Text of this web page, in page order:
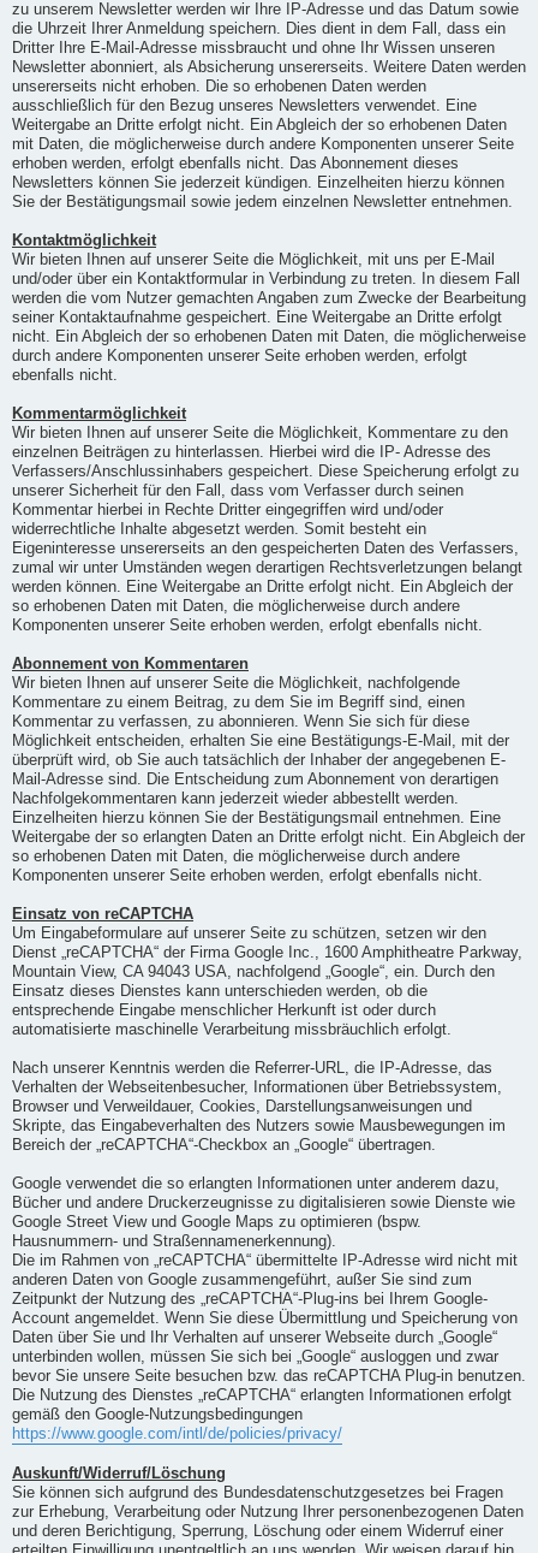
zu unserem Newsletter werden wir Ihre IP-Adresse und das Datum sowie
die Uhrzeit Ihrer Anmeldung speichern. Dies dient in dem Fall, dass ein
Dritter Ihre E-Mail-Adresse missbraucht und ohne Ihr Wissen unseren
Newsletter abonniert, als Absicherung unsererseits. Weitere Daten werden
unsererseits nicht erhoben. Die so erhobenen Daten werden
ausschließlich für den Bezug unseres Newsletters verwendet. Eine
Weitergabe an Dritte erfolgt nicht. Ein Abgleich der so erhobenen Daten
mit Daten, die möglicherweise durch andere Komponenten unserer Seite
erhoben werden, erfolgt ebenfalls nicht. Das Abonnement dieses
Newsletters können Sie jederzeit kündigen. Einzelheiten hierzu können
Sie der Bestätigungsmail sowie jedem einzelnen Newsletter entnehmen.
Kontaktmöglichkeit
Wir bieten Ihnen auf unserer Seite die Möglichkeit, mit uns per E-Mail
und/oder über ein Kontaktformular in Verbindung zu treten. In diesem Fall
werden die vom Nutzer gemachten Angaben zum Zwecke der Bearbeitung
seiner Kontaktaufnahme gespeichert. Eine Weitergabe an Dritte erfolgt
nicht. Ein Abgleich der so erhobenen Daten mit Daten, die möglicherweise
durch andere Komponenten unserer Seite erhoben werden, erfolgt
ebenfalls nicht.
Kommentarmöglichkeit
Wir bieten Ihnen auf unserer Seite die Möglichkeit, Kommentare zu den
einzelnen Beiträgen zu hinterlassen. Hierbei wird die IP- Adresse des
Verfassers/Anschlussinhabers gespeichert. Diese Speicherung erfolgt zu
unserer Sicherheit für den Fall, dass vom Verfasser durch seinen
Kommentar hierbei in Rechte Dritter eingegriffen wird und/oder
widerrechtliche Inhalte abgesetzt werden. Somit besteht ein
Eigeninteresse unsererseits an den gespeicherten Daten des Verfassers,
zumal wir unter Umständen wegen derartigen Rechtsverletzungen belangt
werden können. Eine Weitergabe an Dritte erfolgt nicht. Ein Abgleich der
so erhobenen Daten mit Daten, die möglicherweise durch andere
Komponenten unserer Seite erhoben werden, erfolgt ebenfalls nicht.
Abonnement von Kommentaren
Wir bieten Ihnen auf unserer Seite die Möglichkeit, nachfolgende
Kommentare zu einem Beitrag, zu dem Sie im Begriff sind, einen
Kommentar zu verfassen, zu abonnieren. Wenn Sie sich für diese
Möglichkeit entscheiden, erhalten Sie eine Bestätigungs-E-Mail, mit der
überprüft wird, ob Sie auch tatsächlich der Inhaber der angegebenen E-
Mail-Adresse sind. Die Entscheidung zum Abonnement von derartigen
Nachfolgekommentaren kann jederzeit wieder abbestellt werden.
Einzelheiten hierzu können Sie der Bestätigungsmail entnehmen. Eine
Weitergabe der so erlangten Daten an Dritte erfolgt nicht. Ein Abgleich der
so erhobenen Daten mit Daten, die möglicherweise durch andere
Komponenten unserer Seite erhoben werden, erfolgt ebenfalls nicht.
Einsatz von reCAPTCHA
Um Eingabeformulare auf unserer Seite zu schützen, setzen wir den
Dienst „reCAPTCHA“ der Firma Google Inc., 1600 Amphitheatre Parkway,
Mountain View, CA 94043 USA, nachfolgend „Google“, ein. Durch den
Einsatz dieses Dienstes kann unterschieden werden, ob die
entsprechende Eingabe menschlicher Herkunft ist oder durch
automatisierte maschinelle Verarbeitung missbräuchlich erfolgt.
Nach unserer Kenntnis werden die Referrer-URL, die IP-Adresse, das
Verhalten der Webseitenbesucher, Informationen über Betriebssystem,
Browser und Verweildauer, Cookies, Darstellungsanweisungen und
Skripte, das Eingabeverhalten des Nutzers sowie Mausbewegungen im
Bereich der „reCAPTCHA“-Checkbox an „Google“ übertragen.
Google verwendet die so erlangten Informationen unter anderem dazu,
Bücher und andere Druckerzeugnisse zu digitalisieren sowie Dienste wie
Google Street View und Google Maps zu optimieren (bspw.
Hausnummern- und Straßennamenerkennung).
Die im Rahmen von „reCAPTCHA“ übermittelte IP-Adresse wird nicht mit
anderen Daten von Google zusammengeführt, außer Sie sind zum
Zeitpunkt der Nutzung des „reCAPTCHA“-Plug-ins bei Ihrem Google-
Account angemeldet. Wenn Sie diese Übermittlung und Speicherung von
Daten über Sie und Ihr Verhalten auf unserer Webseite durch „Google“
unterbinden wollen, müssen Sie sich bei „Google“ ausloggen und zwar
bevor Sie unsere Seite besuchen bzw. das reCAPTCHA Plug-in benutzen.
Die Nutzung des Dienstes „reCAPTCHA“ erlangten Informationen erfolgt
gemäß den Google-Nutzungsbedingungen
https://www.google.com/intl/de/policies/privacy/
Auskunft/Widerruf/Löschung
Sie können sich aufgrund des Bundesdatenschutzgesetzes bei Fragen
zur Erhebung, Verarbeitung oder Nutzung Ihrer personenbezogenen Daten
und deren Berichtigung, Sperrung, Löschung oder einem Widerruf einer